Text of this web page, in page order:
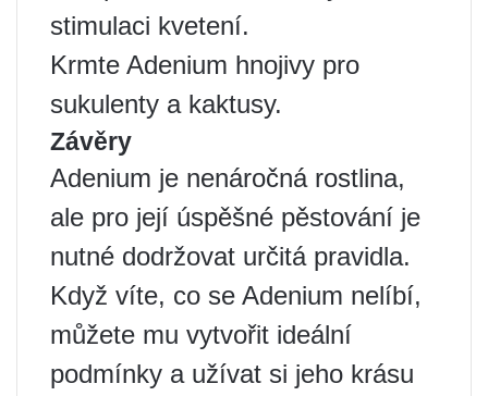
stimulaci kvetení.
Krmte Adenium hnojivy pro
sukulenty a kaktusy.
Závěry
Adenium je nenáročná rostlina,
ale pro její úspěšné pěstování je
nutné dodržovat určitá pravidla.
Když víte, co se Adenium nelíbí,
můžete mu vytvořit ideální
podmínky a užívat si jeho krásu